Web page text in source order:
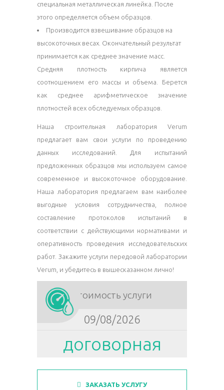
специальная металлическая линейка. После
этого определяется объем образцов.
Производится взвешивание образцов на
высокоточных весах. Окончательный результат
принимается как среднее значение масс.
Средняя плотность кирпича является
соотношением его массы и объема. Берется
как среднее арифметическое значение
плотностей всех обследуемых образцов.
Наша строительная лаборатория Verum
предлагает вам свои услуги по проведению
данных исследований. Для испытаний
предложенных образцов мы используем самое
современное и высокоточное оборудование.
Наша лаборатория предлагаем вам наиболее
выгодные условия сотрудничества, полное
составление протоколов испытаний в
соответствии с действующими нормативами и
оперативность проведения исследовательских
работ. Закажите услуги передовой лаборатории
Verum, и убедитесь в вышесказанном лично!
Стоимость услуги
09/08/2026
договорная
ЗАКАЗАТЬ УСЛУГУ